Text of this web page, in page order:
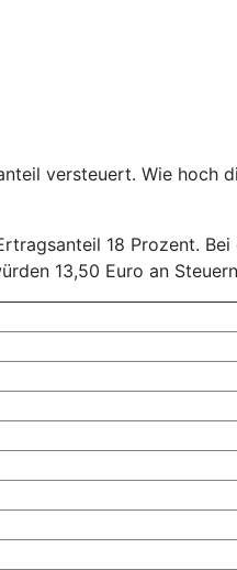
versteuert. Wie hoch
18 Prozent.
13,50 Euro an